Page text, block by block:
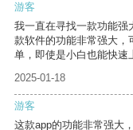
游客
我一直在寻找一款功能强
款软件的功能非常强大，
单，即使是小白也能快速
2025-01-18
游客
这款app的功能非常强大